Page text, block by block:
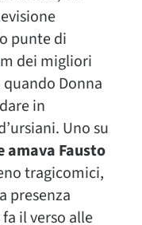
punte di
dei migliori
Donna
in
Uno su
amava Fausto
tragicomici,
presenza
il verso alle